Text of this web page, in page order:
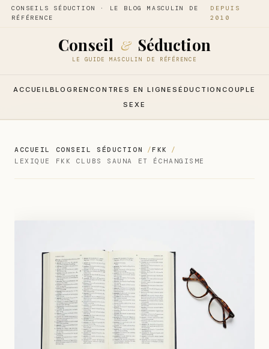
CONSEILS SÉDUCTION · LE BLOG MASCULIN DE
RÉFÉRENCE
DEPUIS
2010
Conseil & Séduction
LE GUIDE MASCULIN DE RÉFÉRENCE
ACCUEIL BLOG RENCONTRES EN LIGNE SÉDUCTIONCOUPLE
SEXE
ACCUEIL CONSEIL SÉDUCTION
FKK
LEXIQUE FKK CLUBS SAUNA ET ÉCHANGISME